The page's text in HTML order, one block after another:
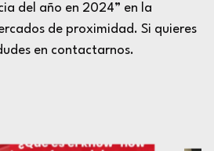
del año en 2024” en la
de proximidad. Si quieres
en contactarnos.